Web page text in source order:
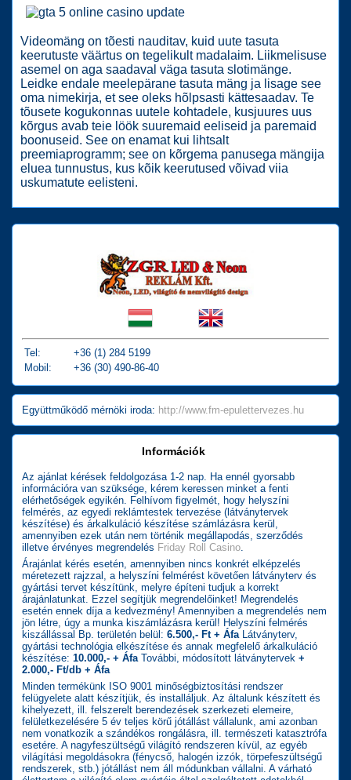
Videomäng on tõesti nauditav, kuid uute tasuta
keerutuste väärtus on tegelikult madalaim. Liikmelisuse
asemel on aga saadaval väga tasuta slotimänge.
Leidke endale meelepärane tasuta mäng ja lisage see
oma nimekirja, et see oleks hõlpsasti kättesaadav. Te
tõusete kogukonnas uutele kohtadele, kusjuures uus
kõrgus avab teie löök suuremaid eeliseid ja paremaid
boonuseid. See on enamat kui lihtsalt
preemiaprogramm; see on kõrgema panusega mängija
eluea tunnustus, kus kõik keerutused võivad viia
uskumatute eelisteni.
Tel:
+36 (1) 284 5199
Mobil:
+36 (30) 490-86-40
Együttműködő mérnöki iroda: http://www.fm-epulettervezes.hu
Információk
Az ajánlat kérések feldolgozása 1-2 nap. Ha ennél gyorsabb
információra van szüksége, kérem keressen minket a fenti
elérhetőségek egyikén. Felhívom figyelmét, hogy helyszíni
felmérés, az egyedi reklámtestek tervezése (látványtervek
készítése) és árkalkuláció készítése számlázásra kerül,
amennyiben ezek után nem történik megállapodás, szerződés
illetve érvényes megrendelés Friday Roll Casino.
Árajánlat kérés esetén, amennyiben nincs konkrét elképzelés
méretezett rajzzal, a helyszíni felmérést követően látványterv és
gyártási tervet készítünk, melyre építeni tudjuk a korrekt
árajánlatunkat. Ezzel segítjük megrendelőinket! Megrendelés
esetén ennek díja a kedvezmény! Amennyiben a megrendelés nem
jön létre, úgy a munka kiszámlázásra kerül! Helyszíni felmérés
kiszállással Bp. területén belül:6.500,- Ft + ÁfaLátványterv,
gyártási technológia elkészítése és annak megfelelő árkalkuláció
készítése:10.000,- + ÁfaTovábbi, módosított látványtervek +
2.000,- Ft/db + Áfa
Minden termékünk ISO 9001 minőségbiztosítási rendszer
felügyelete alatt készítjük, és installáljuk. Az általunk készített és
kihelyezett, ill. felszerelt berendezések szerkezeti elemeire,
felületkezelésére 5 év teljes körű jótállást vállalunk, ami azonban
nem vonatkozik a szándékos rongálásra, ill. természeti katasztrófa
esetére. A nagyfeszültségű világító rendszeren kívül, az egyéb
világítási megoldásokra (fénycső, halogén izzók, törpefeszültségű
rendszerek, stb.) jótállást nem áll módunkban vállalni. A várható